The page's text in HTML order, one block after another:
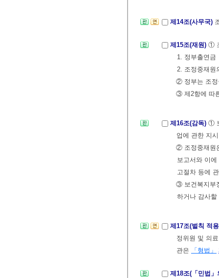
제14조(사무국)
제15조(재원) ①
1. 정부출연금
2. 조정중재원
② 정부는 조정
③ 제2항에 따
제16조(감독) ①
업에 관한 지
② 조정중재원
보고서와 이
고절차 등에
③ 보건복지부
하거나 감사할
제17조(벌칙 적
정위원 및 의
관은
「형법」
제18조(「민법